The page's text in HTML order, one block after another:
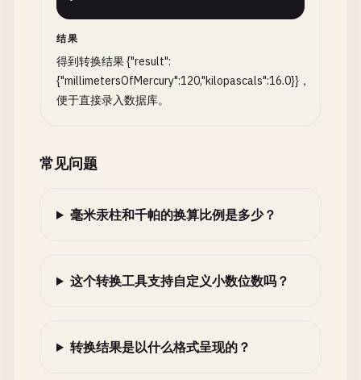
结果
得到转换结果 {"result":
{"millimetersOfMercury":120,"kilopascals":16.0}}，
便于直接录入数据库。
常见问题
毫米汞柱和千帕的换算比例是多少？
这个转换工具支持自定义小数位数吗？
转换结果是以什么格式呈现的？